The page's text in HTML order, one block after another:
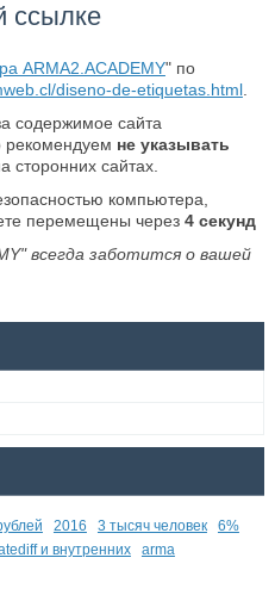
ссылке
ARMA2.ACADEMY" по
diseno-de-etiquetas.html.
содержимое сайта
рекомендуем не указывать
сторонних сайтах.
компьютера,
перемещены через 3секунд
всегда заботится о вашей
2016 3 тысяч человек
6%
и внутренних arma